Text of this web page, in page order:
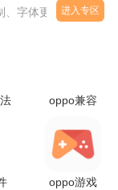
字体更换、动画效
进入专区
oppo兼容
2025最新
版
oppo游戏